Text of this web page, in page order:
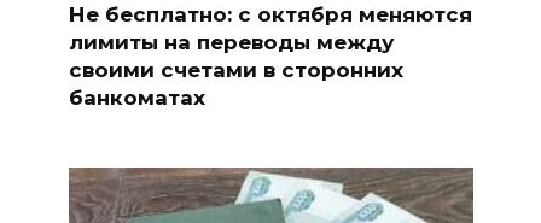
Не бесплатно: с октября меняются
лимиты на переводы между
своими счетами в сторонних
банкоматах